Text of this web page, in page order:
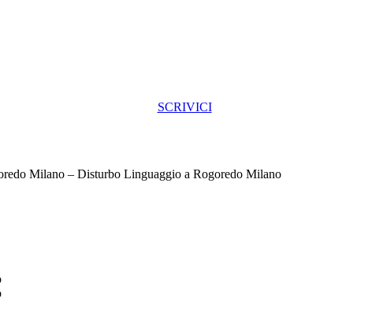
SCRIVICI
Milano – Disturbo Linguaggio a Rogoredo Milano